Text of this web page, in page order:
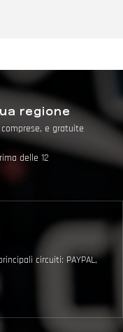
regione
e gratuite
delle 12
circuiti: PAYPAL,